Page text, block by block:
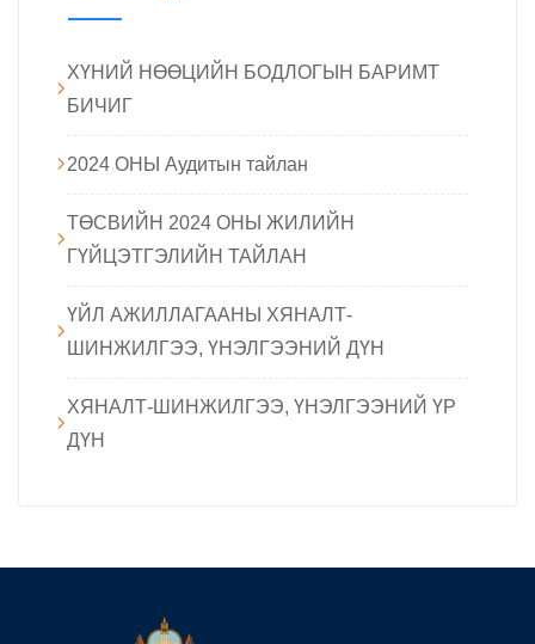
ХҮНИЙ НӨӨЦИЙН БОДЛОГЫН БАРИМТ
БИЧИГ
2024 ОНЫ Аудитын тайлан
ТӨСВИЙН 2024 ОНЫ ЖИЛИЙН
ГҮЙЦЭТГЭЛИЙН ТАЙЛАН
ҮЙЛ АЖИЛЛАГААНЫ ХЯНАЛТ-
ШИНЖИЛГЭЭ, ҮНЭЛГЭЭНИЙ ДҮН
ХЯНАЛТ-ШИНЖИЛГЭЭ, ҮНЭЛГЭЭНИЙ ҮР
ДҮН